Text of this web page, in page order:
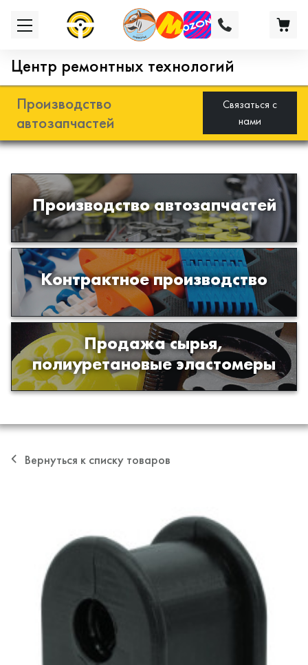
Центр ремонтных технологий
Производство
автозапчастей
Связаться с
нами
Производство автозапчастей
Разработка и производство деталей
из эластомеров для подвески
автомобиля
Контрактное производство
Производство изделий из пластиков
и полимеров по образцам либо
чертежам заказчика
Продажа сырья,
полиуретановые эластомеры
Продажа сырья для производства
изделий из полиуретана
Вернуться к списку товаров